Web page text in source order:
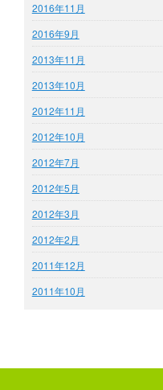
2016年11月
2016年9月
2013年11月
2013年10月
2012年11月
2012年10月
2012年7月
2012年5月
2012年3月
2012年2月
2011年12月
2011年10月